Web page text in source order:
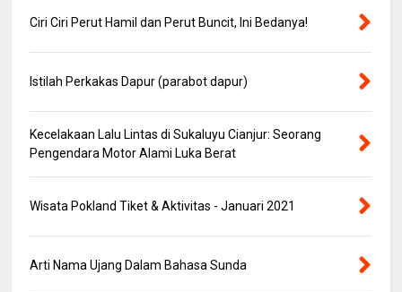
Ciri Ciri Perut Hamil dan Perut Buncit, Ini Bedanya!
Istilah Perkakas Dapur (parabot dapur)
Kecelakaan Lalu Lintas di Sukaluyu Cianjur: Seorang
Pengendara Motor Alami Luka Berat
Wisata Pokland Tiket & Aktivitas - Januari 2021
Arti Nama Ujang Dalam Bahasa Sunda